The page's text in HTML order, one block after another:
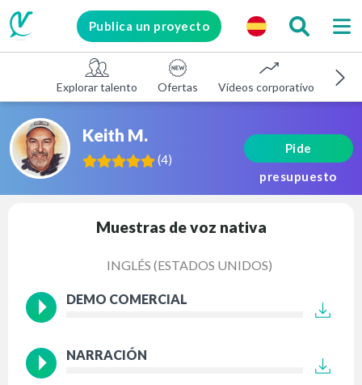
Publica un proyecto
Explorar talento Ofertas Vídeos corporativos E-
Keith M.
(4)
Pide
presupuesto
Muestras de voz nativa
INGLÉS (ESTADOS UNIDOS)
DEMO COMERCIAL
NARRACIÓN